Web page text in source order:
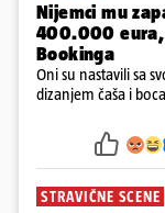
Nijemci mu
400.000 eura,
Bookinga
Oni su nastavili sa
dizanjem čaša i
požar, rekao je
STRAVIČNE SCENE